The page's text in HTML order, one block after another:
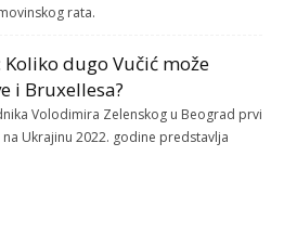
rata.
dugo Vučić može
i Bruxellesa?
Volodimira Zelenskog u Beograd prvi
Ukrajinu 2022. godine predstavlja